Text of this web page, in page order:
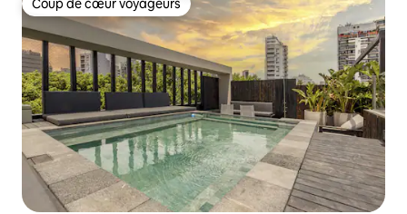
Coup de cœur voyageurs
Coup de cœur voyageurs